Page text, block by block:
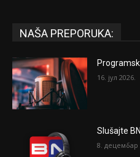
NAŠA PREPORUKA:
16. јул 2026.
Slušajte
8. децембар